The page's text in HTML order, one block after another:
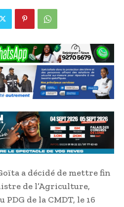
a décidé de mettre fin
de l’Agriculture,
PDG de la CMDT, le 16